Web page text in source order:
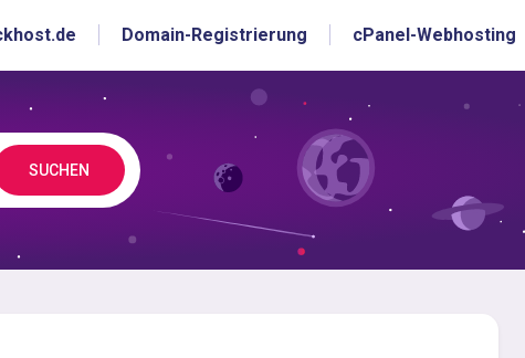
Domain-Registrierung cPanel-Webhosting
SUCHEN